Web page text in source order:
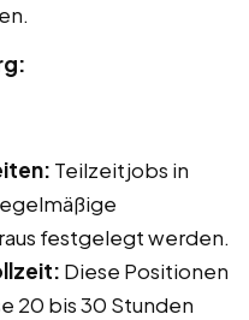
Teilzeitjobs in
festgelegt werden.
Diese Positionen
20 bis 30 Stunden